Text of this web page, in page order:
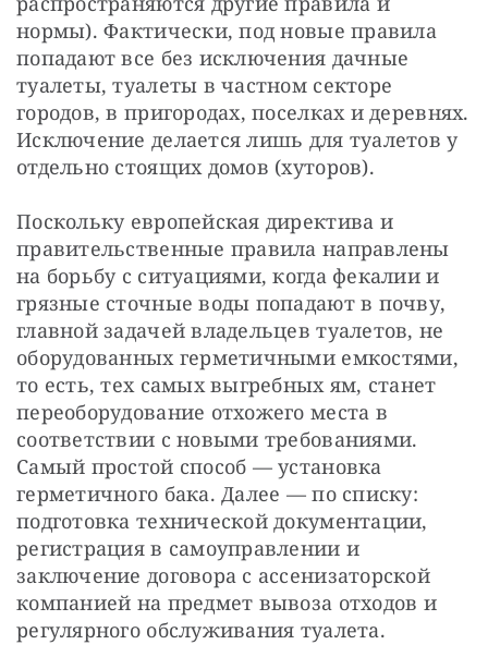
нормы). Фактически, под новые правила
попадают все без исключения дачные
туалеты, туалеты в частном секторе
городов, в пригородах, поселках и деревнях.
Исключение делается лишь для туалетов у
отдельно стоящих домов (хуторов).
Поскольку европейская директива и
правительственные правила направлены
на борьбу с ситуациями, когда фекалии и
грязные сточные воды попадают в почву,
главной задачей владельцев туалетов, не
оборудованных герметичными емкостями,
то есть, тех самых выгребных ям, станет
переоборудование отхожего места в
соответствии с новыми требованиями.
Самый простой способ — установка
герметичного бака. Далее — по списку:
подготовка технической документации,
регистрация в самоуправлении и
заключение договора с ассенизаторской
компанией на предмет вывоза отходов и
регулярного обслуживания туалета.